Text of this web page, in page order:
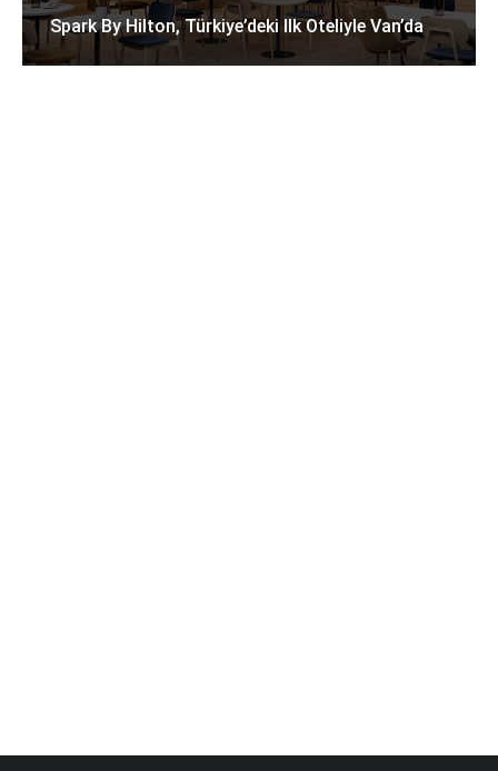
Spark By Hilton, Türkiye’deki Ilk Oteliyle Van’da